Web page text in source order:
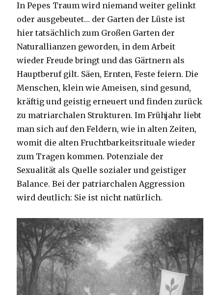
In Pepes Traum wird niemand weiter gelinkt
oder ausgebeutet… der Garten der Lüste ist
hier tatsächlich zum Großen Garten der
Naturallianzen geworden, in dem Arbeit
wieder Freude bringt und das Gärtnern als
Hauptberuf gilt. Säen, Ernten, Feste feiern. Die
Menschen, klein wie Ameisen, sind gesund,
kräftig und geistig erneuert und finden zurück
zu matriarchalen Strukturen. Im Frühjahr liebt
man sich auf den Feldern, wie in alten Zeiten,
womit die alten Fruchtbarkeitsrituale wieder
zum Tragen kommen. Potenziale der
Sexualität als Quelle sozialer und geistiger
Balance. Bei der patriarchalen Aggression
wird deutlich: Sie ist nicht natürlich.